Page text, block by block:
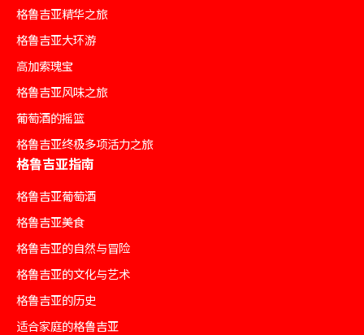
格鲁吉亚精华之旅
格鲁吉亚大环游
高加索瑰宝
格鲁吉亚风味之旅
葡萄酒的摇篮
格鲁吉亚终极多项活力之旅
格鲁吉亚指南
格鲁吉亚葡萄酒
格鲁吉亚美食
格鲁吉亚的自然与冒险
格鲁吉亚的文化与艺术
格鲁吉亚的历史
适合家庭的格鲁吉亚